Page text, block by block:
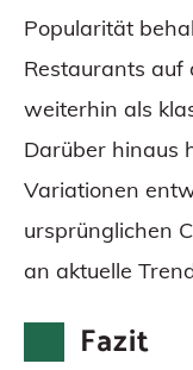
Popularität
Restaurants
weiterhin als
Darüber hinaus
Variationen
ursprünglichen
an aktuelle
Fazit